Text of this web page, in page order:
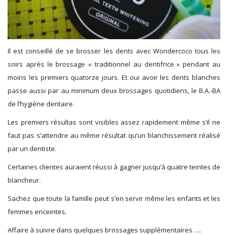
Il est conseillé de se brosser les dents avec Wondercoco tous les
soirs après le brossage « traditionnel au dentifrice » pendant au
moins les premiers quatorze jours. Et oui avoir les dents blanches
passe aussi par au minimum deux brossages quotidiens, le B.A.-BA
de l’hygiène dentaire.
Les premiers résultas sont visibles assez rapidement même s’il ne
faut pas s’attendre au même résultat qu’un blanchissement réalisé
par un dentiste.
Certaines clientes auraient réussi à gagner jusqu’à quatre teintes de
blancheur.
Sachez que toute la famille peut s’en servir même les enfants et les
femmes enceintes.
Affaire à suivre dans quelques brossages supplémentaires ….